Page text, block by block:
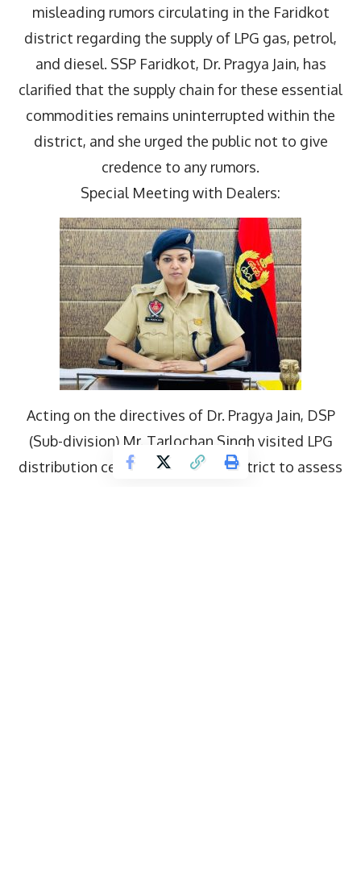
misleading rumors circulating in the Faridkot
district regarding the supply of LPG gas, petrol,
and diesel. SSP Faridkot, Dr. Pragya Jain, has
clarified that the supply chain for these essential
commodities remains uninterrupted within the
district, and she urged the public not to give
credence to any rumors.
Special Meeting with Dealers:
Acting on the directives of Dr. Pragya Jain, DSP
(Sub-division) Mr. Tarlochan Singh visited LPG
distribution centers across the district to assess